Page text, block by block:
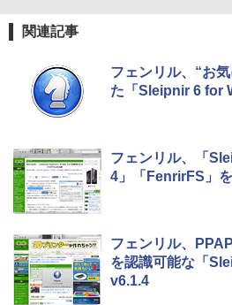
関連記事
フェンリル、“お
た「Sleipnir 6 for
フェンリル、「
4」「FenrirFS」
フェンリル、
を認識可能な「
v6.1.4